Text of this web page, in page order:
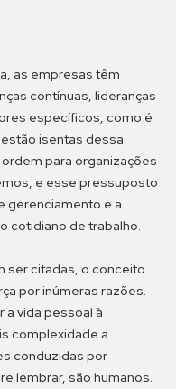
as empresas têm
contínuas, lideranças
específicos, como é
isentas dessa
para organizações
e esse pressuposto
gerenciamento e a
cotidiano de trabalho.
ser citadas, o conceito
por inúmeras razões.
a vida pessoal à
complexidade a
conduzidas por
lembrar, são humanos.